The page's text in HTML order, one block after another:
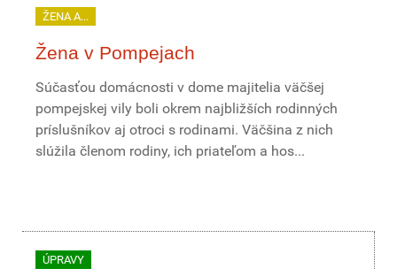
ŽENA A...
Žena v Pompejach
Súčasťou domácnosti v dome majitelia väčšej
pompejskej vily boli okrem najbližších rodinných
príslušníkov aj otroci s rodinami. Väčšina z nich
slúžila členom rodiny, ich priateľom a hos...
ÚPRAVY